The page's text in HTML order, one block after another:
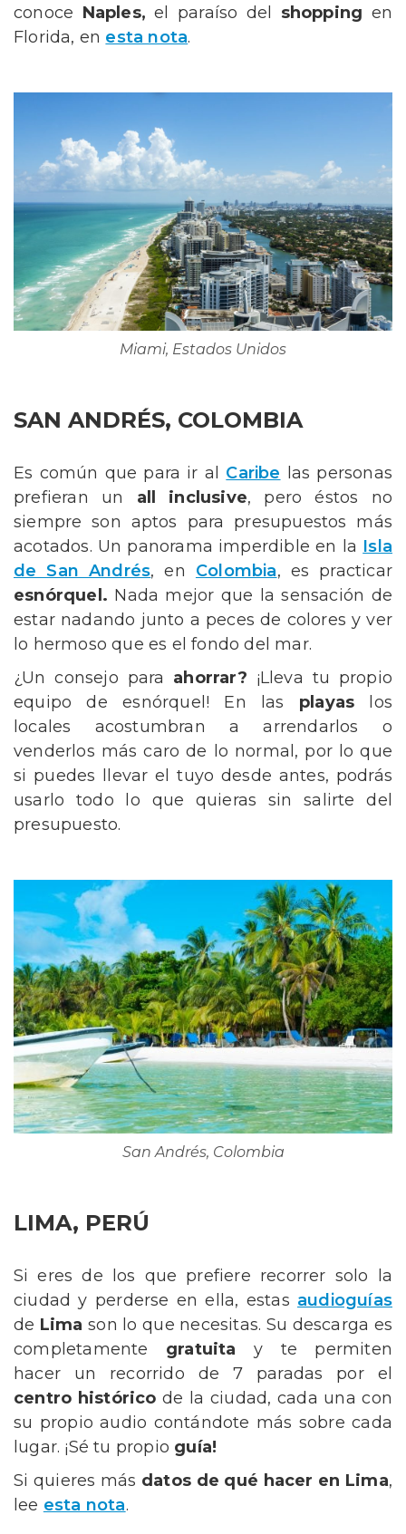
conoce Naples, el paraíso del shopping en
Florida, en esta nota.
Miami, Estados Unidos
SAN ANDRÉS, COLOMBIA
Es común que para ir al Caribe las personas
prefieran un all inclusive, pero éstos no
siempre son aptos para presupuestos más
acotados. Un panorama imperdible en la Isla
de San Andrés, en Colombia, es practicar
esnórquel. Nada mejor que la sensación de
estar nadando junto a peces de colores y ver
lo hermoso que es el fondo del mar.
¿Un consejo para ahorrar? ¡Lleva tu propio
equipo de esnórquel! En las playas los
locales acostumbran a arrendarlos o
venderlos más caro de lo normal, por lo que
si puedes llevar el tuyo desde antes, podrás
usarlo todo lo que quieras sin salirte del
presupuesto.
San Andrés, Colombia
LIMA, PERÚ
Si eres de los que prefiere recorrer solo la
ciudad y perderse en ella, estas audioguías
de Lima son lo que necesitas. Su descarga es
completamente gratuita y te permiten
hacer un recorrido de 7 paradas por el
centro histórico de la ciudad, cada una con
su propio audio contándote más sobre cada
lugar. ¡Sé tu propio guía!
Si quieres más datos de qué hacer en Lima,
lee esta nota.